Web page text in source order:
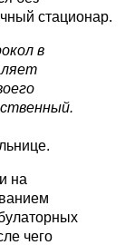
стационар.
в
на
чего